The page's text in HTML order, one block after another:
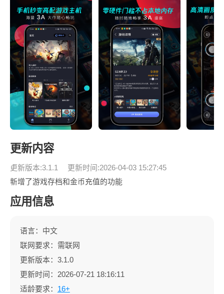
更新内容
更新版本:3.1.1
更新时间:2026-04-03 15:27:45
新增了游戏存档和金币充值的功能
应用信息
语言：中文
联网要求：需联网
更新版本：3.1.0
更新时间：2026-07-21 18:16:11
适龄要求： 16+